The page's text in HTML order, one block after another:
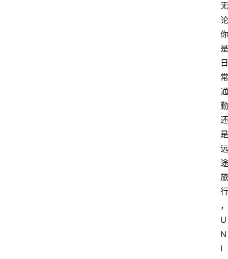
无
论
你
是
日
常
通
勤
还
是
远
途
旅
行
，
U
N
I